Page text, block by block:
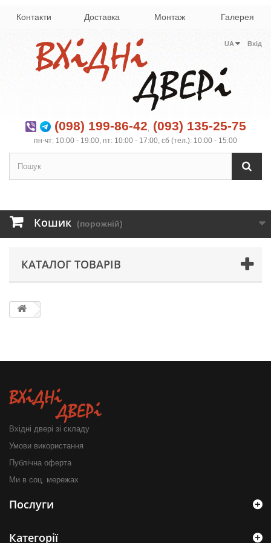
Контакти Доставка Монтаж Галерея
Вхід
UA
(098) 199-86-42, (093) 135-25-75
пн-чт: 10:00 - 19:00, пт: 10:00 - 17:00, сб (тел.): 10:00 - 15:00
Кошик (порожній)
КАТАЛОГ ТОВАРІВ
Вхідні двері зі складу
Умови використання
Публічна оферта
Ми в соц. мережах
Послуги
Категорії